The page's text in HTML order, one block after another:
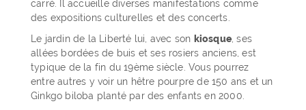
carré. Il accueille diverses manifestations comme
des expositions culturelles et des concerts.
Le jardin de la Liberté lui, avec son kiosque, ses
allées bordées de buis et ses rosiers anciens, est
typique de la fin du 19ème siècle. Vous pourrez
entre autres y voir un hêtre pourpre de 150 ans et un
Ginkgo biloba planté par des enfants en 2000.